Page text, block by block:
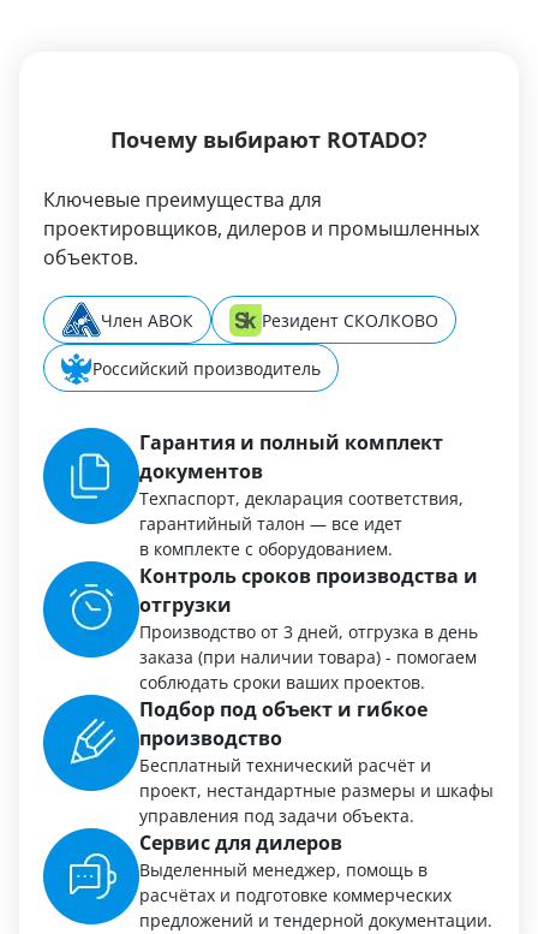
Почему выбирают ROTADO?
Ключевые преимущества для
проектировщиков, дилеров и промышленных
объектов.
Член АВОК Резидент СКОЛКОВО
Российский производитель
Гарантия и полный комплект
документов
Техпаспорт, декларация соответствия,
гарантийный талон — все идет
в комплекте с оборудованием.
Контроль сроков производства и
отгрузки
Производство от 3 дней, отгрузка в день
заказа (при наличии товара) - помогаем
соблюдать сроки ваших проектов.
Подбор под объект и гибкое
производство
Бесплатный технический расчёт и
проект, нестандартные размеры и шкафы
управления под задачи объекта.
Сервис для дилеров
Выделенный менеджер, помощь в
расчётах и подготовке коммерческих
предложений и тендерной документации.